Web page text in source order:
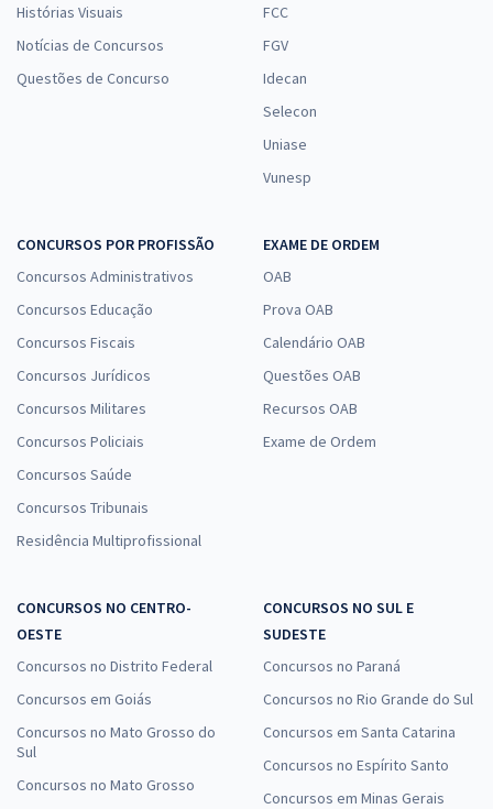
Histórias Visuais
Notícias de Concursos
Questões de Concurso
FCC
FGV
Idecan
Selecon
Uniase
Vunesp
CONCURSOS POR PROFISSÃO
Concursos Administrativos
Concursos Educação
Concursos Fiscais
Concursos Jurídicos
Concursos Militares
Concursos Policiais
Concursos Saúde
Concursos Tribunais
Residência Multiprofissional
EXAME DE ORDEM
OAB
Prova OAB
Calendário OAB
Questões OAB
Recursos OAB
Exame de Ordem
CONCURSOS NO CENTRO-
OESTE
Concursos no Distrito Federal
Concursos em Goiás
Concursos no Mato Grosso do
Sul
Concursos no Mato Grosso
CONCURSOS NO SUL E
SUDESTE
Concursos no Paraná
Concursos no Rio Grande do Sul
Concursos em Santa Catarina
Concursos no Espírito Santo
Concursos em Minas Gerais